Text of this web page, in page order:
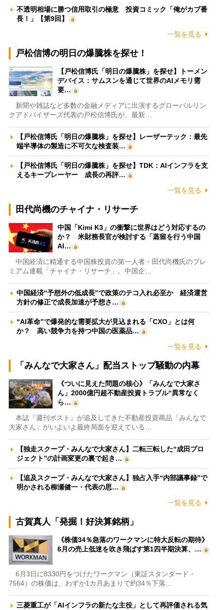
不透明相場に勝つ信用取引の極意 投資コミック「俺がカブ番
長！」【第9回】
一覧を見る
戸松信博の明日の爆騰株を探せ！
【戸松信博氏「明日の爆騰株」を探せ】トーメン
デバイス：サムスンを通じて世界のAIメモリ需
要…
新聞や雑誌など多数の金融メディアに出演するグローバルリン
クアドバイザーズ代表の戸松信博氏が、最新…
【戸松信博氏「明日の爆騰株」を探せ】レーザーテック：最先
端半導体の製造に不可欠な検査装…
【戸松信博氏「明日の爆騰株」を探せ】TDK：AIインフラを支
えるキープレーヤー 成長の再評…
一覧を見る
田代尚機のチャイナ・リサーチ
中国「Kimi K3」の衝撃に世界はどう対応するの
か？ 米財務長官が検討する「蒸留を行う中国
AI…
中国経済に精通する中国株投資の第一人者・田代尚機氏のプレ
ミアム連載「チャイナ・リサーチ」。中国企…
中国経済“予想外の低成長”で政策のテコ入れ必至か 経済運営
方針の修正で成長加速が予想さ…
“AI革命”で爆発的な需要拡大が見込まれる「CXO」とは何
か？ 高い競争力を持つ中国の医薬品…
一覧を見る
「みんなで大家さん」配当ストップ騒動の内幕
《ついに見えた問題の核心》「みんなで大家さ
ん」2000億円超不動産投資トラブル“異常なく
ら…
本誌『週刊ポスト』が追及してきた不動産投資商品「みんなで
大家さん」がいよいよ最終局面を迎えている…
【独走スクープ・みんなで大家さん】二転三転した“成田プロ
ジェクト”の計画変更の裏で起き…
【追及スクープ・みんなで大家さん】独占入手“内部議事録”で
明かされる柳瀬健一・代表の思…
一覧を見る
古賀真人「発掘！好決算銘柄」
《株価34％急落のワークマンに特大反転の期待》
6月の売上低迷を吹き飛ばす第1四半期決算、…
6月3日に8330円をつけたワークマン（東証スタンダード・
7564）の株価は、わずか1カ月あまりで約34％下落…
三菱重工が「AIインフラの新たな主役」として再評価される気